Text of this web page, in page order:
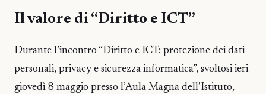
Il valore di “Diritto e ICT”
Durante l’incontro “Diritto e ICT: protezione dei dati
personali, privacy e sicurezza informatica”, svoltosi ieri
giovedì 8 maggio presso l’Aula Magna dell’Istituto,